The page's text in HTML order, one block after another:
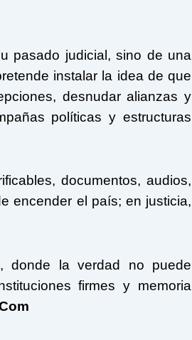
pasado judicial, sino de una
instalar la idea de que
desnudar alianzas y
políticas y estructuras
documentos, audios,
encender el país; en justicia,
donde la verdad no puede
firmes y memoria